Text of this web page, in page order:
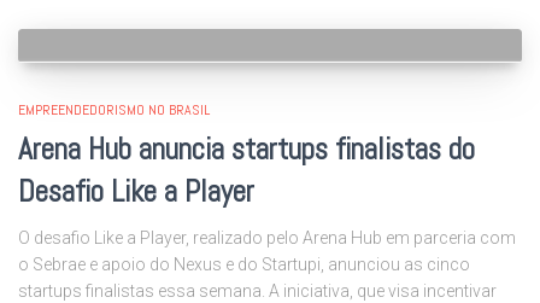
EMPREENDEDORISMO NO BRASIL
Arena Hub anuncia startups finalistas do
Desafio Like a Player
O desafio Like a Player, realizado pelo Arena Hub em parceria com
o Sebrae e apoio do Nexus e do Startupi, anunciou as cinco
startups finalistas essa semana. A iniciativa, que visa incentivar